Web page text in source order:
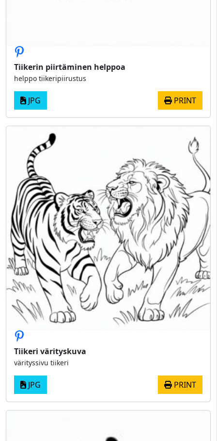
Tiikerin piirtäminen helppoa
helppo tiikeripiirustus
JPG PRINT
Tiikeri värityskuva
värityssivu tiikeri
JPG PRINT